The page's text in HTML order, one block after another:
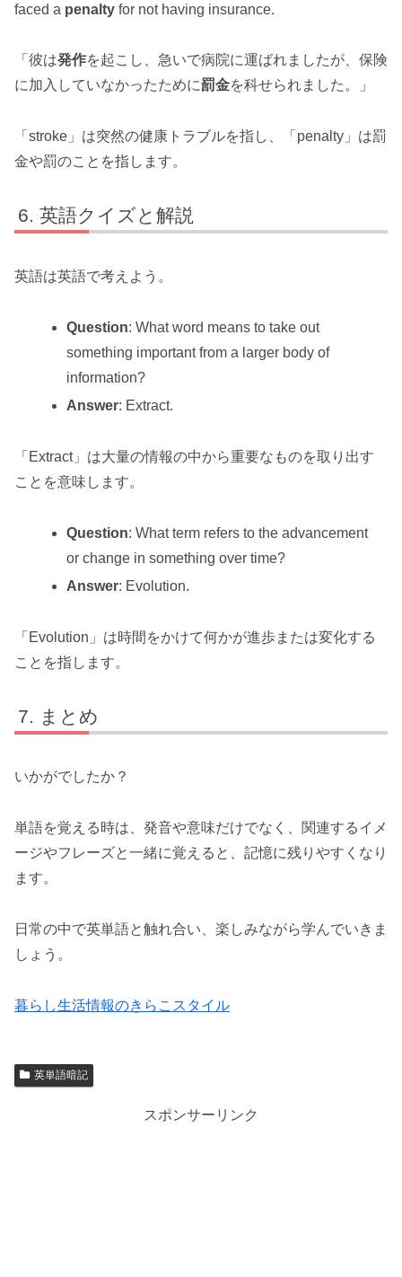
faced a penalty for not having insurance.
「彼は発作を起こし、急いで病院に運ばれましたが、保険
に加入していなかったために罰金を科せられました。」
「stroke」は突然の健康トラブルを指し、「penalty」は罰
金や罰のことを指します。
英語クイズと解説
英語は英語で考えよう。
Question: What word means to take out
something important from a larger body of
information?
Answer: Extract.
「Extract」は大量の情報の中から重要なものを取り出す
ことを意味します。
Question: What term refers to the advancement
or change in something over time?
Answer: Evolution.
「Evolution」は時間をかけて何かが進歩または変化する
ことを指します。
まとめ
いかがでしたか？
単語を覚える時は、発音や意味だけでなく、関連するイメ
ージやフレーズと一緒に覚えると、記憶に残りやすくなり
ます。
日常の中で英単語と触れ合い、楽しみながら学んでいきま
しょう。
暮らし生活情報のきらこスタイル
英単語暗記
スポンサーリンク